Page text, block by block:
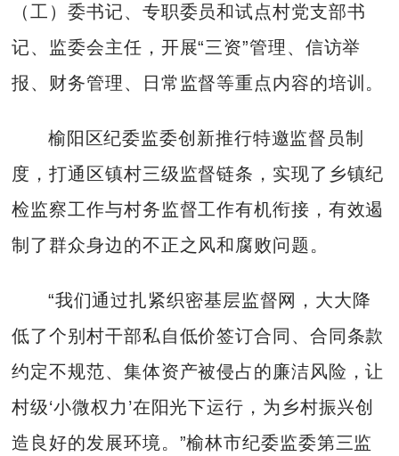
（工）委书记、专职委员和试点村党支部书
记、监委会主任，开展“三资”管理、信访举
报、财务管理、日常监督等重点内容的培训。
榆阳区纪委监委创新推行特邀监督员制
度，打通区镇村三级监督链条，实现了乡镇纪
检监察工作与村务监督工作有机衔接，有效遏
制了群众身边的不正之风和腐败问题。
“我们通过扎紧织密基层监督网，大大降
低了个别村干部私自低价签订合同、合同条款
约定不规范、集体资产被侵占的廉洁风险，让
村级‘小微权力’在阳光下运行，为乡村振兴创
造良好的发展环境。”榆林市纪委监委第三监